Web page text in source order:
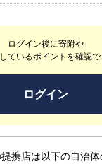
ログイン後に寄附や
ているポイントを確認
ログイン
提携店は以下の自治体